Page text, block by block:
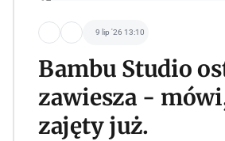
9 lip '26 13:10
Bambu Studio
zawiesza -
zajęty już.